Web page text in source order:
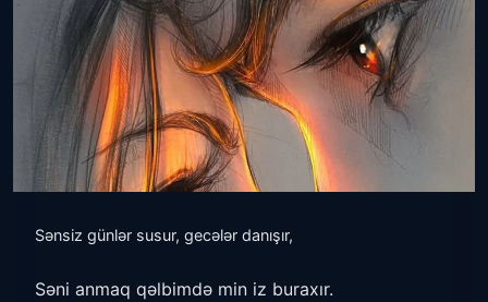
Sənsiz günlər susur, gecələr danışır,
Səni anmaq qəlbimdə min iz buraxır.